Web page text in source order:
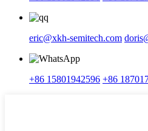
eric@xkh-semitech.com
+86 15801942596 +86